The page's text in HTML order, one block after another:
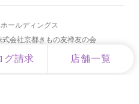
グ請求 店舗一覧
ールディングス
式会社京都きもの友禅友の会